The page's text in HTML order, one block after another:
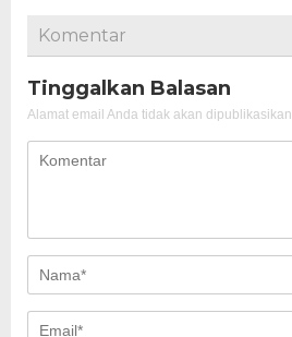
Komentar
Tinggalkan Balasan
Alamat email Anda tidak akan dipublikasikan.